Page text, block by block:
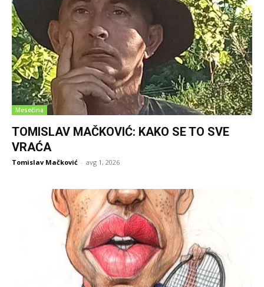
Mesečina
TOMISLAV MAČKOVIĆ: KAKO SE TO SVE
VRAĆA
Tomislav Mačković - avg 1, 2026